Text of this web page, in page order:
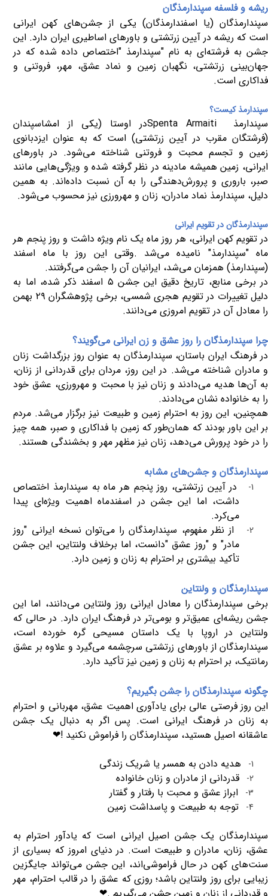
ریشه و فلسفه سپندارمذگان
سپندارمذگان (یا اسفندارمذگان) یکی از جشن‌های کهن ایرانی
است که ریشه در آیین زرتشتی و باورهای اساطیری ایران دارد. این
جشن به فرشته‌ای به نام "سپندارمذ "اختصاص داده شده که در
جهان‌بینی زرتشتی، نگهبان زمین و نماد عشق، مهر، فروتنی و
فداکاری است.
سپندارمذ کیست؟
سپندارمذ Spenta Armaitiدر اوستا )یکی از امشاسپندان
(فرشتگان مقرب در آیین زرتشتی) است که به عنوان ایزدبانوی
زمین و تجسم محبت و فروتنی شناخته می‌شود. در باورهای
ایرانی، زمین همیشه مادینه در نظر گرفته شده و ویژگی‌هایی مانند
صبر، باروری و پرورش‌دهندگی را به آن نسبت داده‌اند. به همین
دلیل، سپندارمذ نماد مادران، زنان و مهرورزی نیز محسوب می‌شود.
سپندارمذگان در تقویم ایرانی
در تقویم کهن ایرانی، هر روز ماه یک نام ویژه داشت و روز پنجم هر
ماه "سپندارمذ" نامیده می‌شد .وقتی این روز با ماه اسفند
(سپندارمذ) همزمان می‌شد، ایرانیان آن را جشن می‌گرفتند.
در برخی منابع، تاریخ دقیق این جشن ۵ اسفند ذکر شده، اما به
دلیل تغییرات در تقویم هجری شمسی، برخی پژوهشگران ۲۹ بهمن
را معادل آن در تقویم امروزی می‌دانند.
چرا سپندارمذگان را روز عشق و زن ایرانی می‌گویند؟
در فرهنگ ایران باستان، سپندارمذگان به عنوان روز بزرگداشت زنان
و مادران شناخته می‌شد. در این روز، مردان برای قدردانی از زنان،
به آن‌ها هدیه می‌دادند و زنان نیز با محبت و مهرورزی، عشق خود
را به خانواده نشان می‌دادند.
همچنین، این روز به احترام زمین و طبیعت نیز برگزار می‌شد. مردم
بر این باور بودند که همان‌طور که زمین با فداکاری و صبر، همه چیز
را در خود پرورش می‌دهد، زنان نیز مظهر مهر و بخشندگی هستند.
سپندارمذگان و جشن‌های مشابه
1-
در آیین زرتشتی، روز پنجم هر ماه به سپندارمذ اختصاص
داشت، اما این جشن در اسفندماه اهمیت ویژه‌ای پیدا
می‌کرد.
2-
از نظر مفهوم، سپندارمذگان را می‌توان نسخه ایرانی "روز
مادر" و "روز عشق "دانست، اما برخلاف ولنتاین، این جشن
تأکید بیشتری بر احترام به زنان و زمین دارد.
سپندارمذگان و ولنتاین
برخی سپندارمذگان را معادل ایرانی روز ولنتاین می‌دانند، اما این
جشن ریشه‌ای عمیق‌تر و بومی‌تر در فرهنگ ایران دارد. در حالی که
ولنتاین در اروپا با یک داستان مسیحی گره خورده است،
سپندارمذگان از باورهای زرتشتی سرچشمه می‌گیرد و علاوه بر عشق
رمانتیک، بر احترام به زنان و زمین نیز تأکید دارد.
چگونه سپندارمذگان را جشن بگیریم؟
این روز فرصتی عالی برای یادآوری اهمیت عشق، مهربانی و احترام
به زنان در فرهنگ ایرانی است. پس اگر به دنبال یک جشن
عاشقانه اصیل هستید، سپندارمذگان را فراموش نکنید !
❤
1- هدیه دادن به همسر یا شریک زندگی
2- قدردانی از مادران و زنان خانواده
3- ابراز عشق و محبت با رفتار و گفتار
4-
توجه به طبیعت و پاسداشت زمین
سپندارمذگان یک جشن اصیل ایرانی است که یادآور احترام به
عشق، زنان، مادران و طبیعت است. در دنیای امروز که بسیاری از
سنت‌های کهن در حال فراموشی‌اند، این جشن می‌تواند جایگزین
زیبایی برای روز ولنتاین باشد؛ روزی که عشق را در قالب احترام، مهر